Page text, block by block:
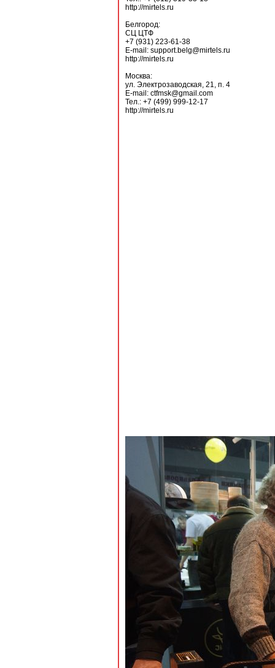
http://mirtels.ru
Белгород:
СЦ ЦТФ
+7 (931) 223-61-38
E-mail: support.belg@mirtels.ru
http://mirtels.ru
Москва:
ул. Электрозаводская, 21, п. 4
E-mail: ctfmsk@gmail.com
Тел.: +7 (499) 999-12-17
http://mirtels.ru